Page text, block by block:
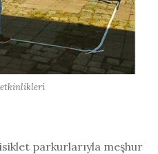
parkurlarıyla meşhur